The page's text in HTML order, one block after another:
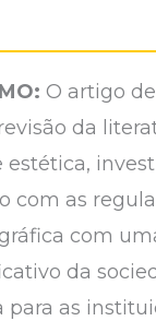
O artigo
da
estética,
com as
com
da
para as